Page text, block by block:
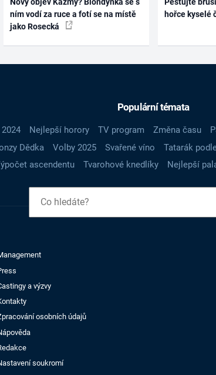
ním vodí za ruce a fotí se na místě
jako Rosecká
hořce kyselé
Populární témata
Nejlepší horory TV program Změna času
Dědka Volby 2025 Svařené víno Tatarák
ascendentu
Tvarohové knedlíky Nejlepší
a výzvy
osobních údajů
soukromí